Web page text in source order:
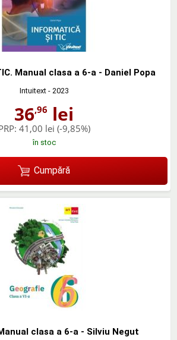
Manual clasa a 6-a - Daniel Popa
Intuitext- 2023
36,96 lei
41,00 lei (-9,85%)
în stoc
Cumpără
clasa a 6-a - Silviu Negut